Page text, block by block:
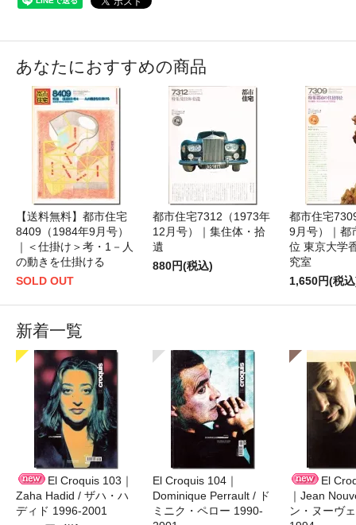
あなたにおすすめの商品
【送料無料】都市住宅
8409（1984年9月号）
｜＜仕掛け＞考・1－人
の動きを仕掛ける
SOLD OUT
都市住宅7312（1973年
12月号）｜集住体・拾
遺
880円(税込)
都市住宅
9月号）｜都
位 東京大学
究室
1,650円(税
新着一覧
El Croquis 103｜
Zaha Hadid / ザハ・ハ
ディド 1996-2001
El Croquis 104｜
Dominique Perrault / ド
ミニク・ペロー 1990-
El
｜Jean
ン・ヌーヴ